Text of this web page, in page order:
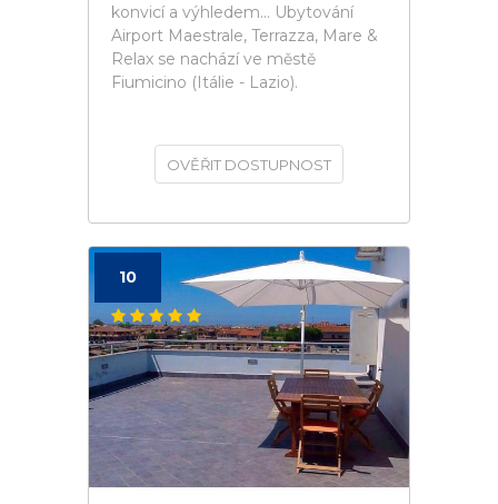
konvicí a výhledem... Ubytování
Airport Maestrale, Terrazza, Mare &
Relax se nachází ve městě
Fiumicino (Itálie - Lazio).
OVĚŘIT DOSTUPNOST
10